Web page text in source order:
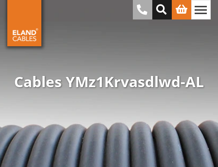
Cables YMz1Krvasdlwd-AL